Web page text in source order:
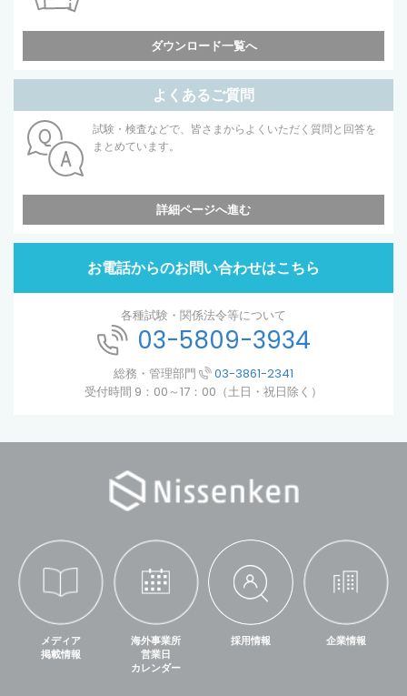
ダウンロード一覧へ
よくあるご質問
試験・検査などで、皆さまからよくいただく質問と回答を
まとめています。
詳細ページへ進む
お電話からのお問い合わせはこちら
各種試験・関係法令等について
03-5809-3934
総務・管理部門
03-3861-2341
受付時間 9：00～17：00（土日・祝日除く）
メディア
掲載情報
海外事業所
営業日
カレンダー
採用情報 企業情報